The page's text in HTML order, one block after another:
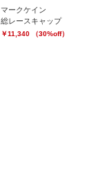
マークケイン
総レースキャップ
￥11,340 （30%off）